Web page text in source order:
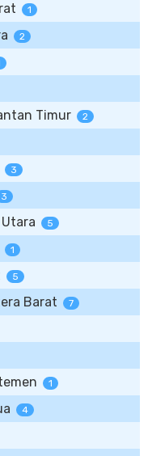
1
2
Timur 2
3
3
5
1
5
Barat 7
1
4